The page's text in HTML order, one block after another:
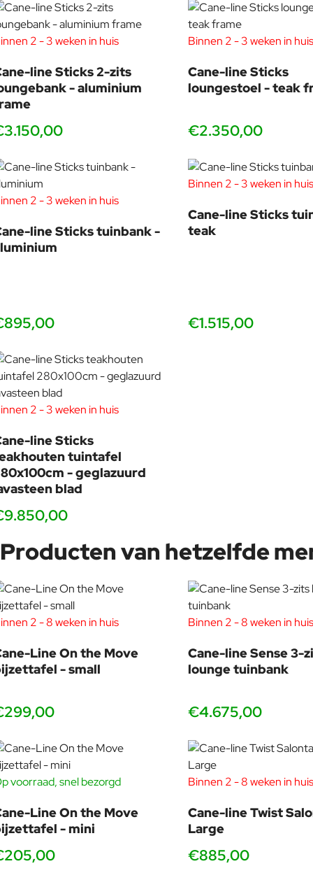
2 - 3 weken in huis
line Sticks 2-zits
- aluminium
Binnen 2 - 3 weken in huis
Cane-line Sticks
loungestoel - teak
€2.350,00
2 - 3 weken in huis
line Sticks tuinbank -
Binnen 2 - 3 weken in huis
Cane-line Sticks
teak
€1.515,00
2 - 3 weken in huis
line Sticks
tuintafel
- geglazuurd
blad
Producten van hetzelfde
2 - 8 weken in huis
Line On the Move
- small
Binnen 2 - 8 weken in huis
Cane-line Sense 3-
lounge tuinbank
€4.675,00
voorraad, snel bezorgd
Line On the Move
- mini
Binnen 2 - 8 weken in huis
Cane-line Twist
Large
€885,00